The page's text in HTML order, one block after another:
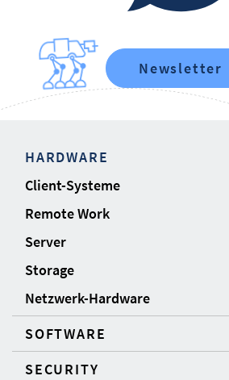
Newsletter
HARDWARE
Client-Systeme
Remote Work
Server
Storage
Netzwerk-Hardware
SOFTWARE
SECURITY